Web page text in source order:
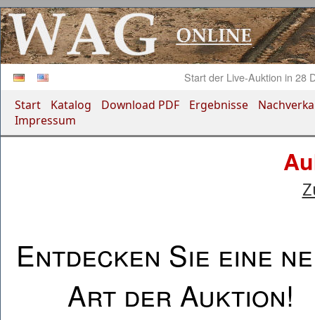
Start der Live-Auktion in 28
Start Katalog Download PDF Ergebnisse
Impressum
Entdecken Sie eine
Art der Auktion!